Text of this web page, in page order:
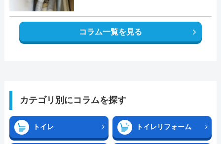
コラム一覧を見る
カテゴリ別にコラムを探す
トイレ トイレリフォーム